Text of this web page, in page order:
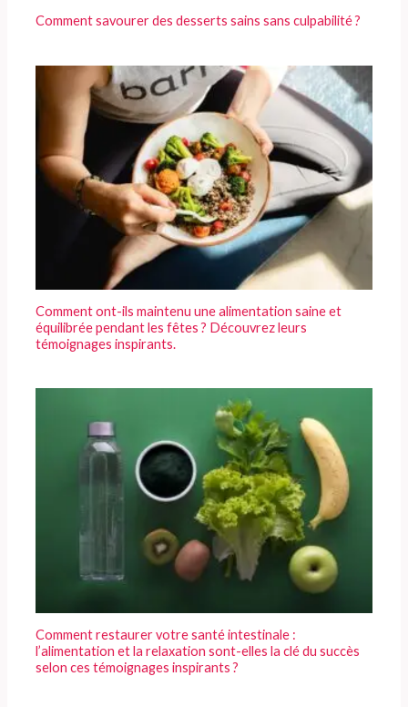
Comment savourer des desserts sains sans culpabilité ?
Comment ont-ils maintenu une alimentation saine et
équilibrée pendant les fêtes ? Découvrez leurs
témoignages inspirants.
Comment restaurer votre santé intestinale :
l’alimentation et la relaxation sont-elles la clé du succès
selon ces témoignages inspirants ?